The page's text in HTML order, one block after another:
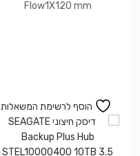
Flow1X120 mm
הוסף לרשימת המשאלות